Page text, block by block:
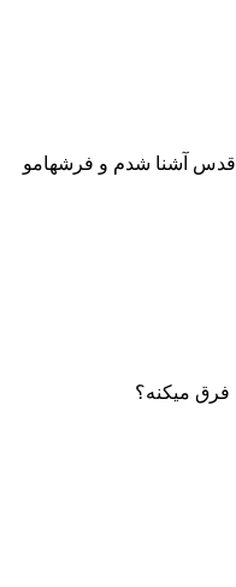
قدس آشنا شدم و فرشهامو
فرق میکنه؟